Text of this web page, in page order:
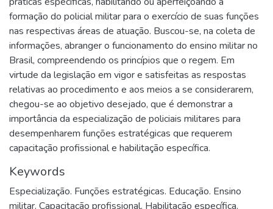
formação do policial militar para o exercício de suas funções
nas respectivas áreas de atuação. Buscou-se, na coleta de
informações, abranger o funcionamento do ensino militar no
Brasil, compreendendo os princípios que o regem. Em
virtude da legislação em vigor e satisfeitas as respostas
relativas ao procedimento e aos meios a se considerarem,
chegou-se ao objetivo desejado, que é demonstrar a
importância da especialização de policiais militares para
desempenharem funções estratégicas que requerem
capacitação profissional e habilitação específica.
Keywords
Especialização. Funções estratégicas. Educação. Ensino
militar. Capacitação profissional. Habilitação específica.